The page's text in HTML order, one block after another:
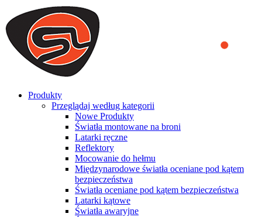
We use cookies to ensure that we provide you the best experience
on our website. By continuing to browse this website, you accept
that cookies are used to help us analyze how the website is used and
to offer you a better experience. To learn more or to find out how
you can disable cookies, you can access our
Produkty
Przeglądaj według kategorii
Nowe Produkty
Światła montowane na broni
Latarki ręczne
Reflektory
Mocowanie do hełmu
Międzynarodowe światła oceniane pod kątem
bezpieczeństwa
Światła oceniane pod kątem bezpieczeństwa
Latarki kątowe
Światła awaryjne